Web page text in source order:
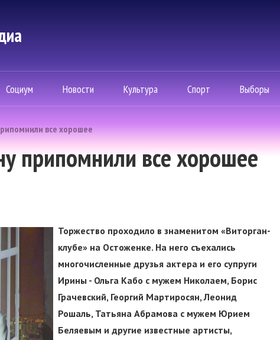
Социум Новости Культура Спорт Выборы
все хорошее
припомнили все хорошее
Торжество проходило в знаменитом «Виторган-
клубе» на Остоженке. На него съехались
многочисленные друзья актера и его супруги
Ирины - Ольга Кабо с мужем Николаем, Борис
Грачевский, Георгий Мартиросян, Леонид
Рошаль, Татьяна Абрамова с мужем Юрием
Беляевым и другие известные артисты,